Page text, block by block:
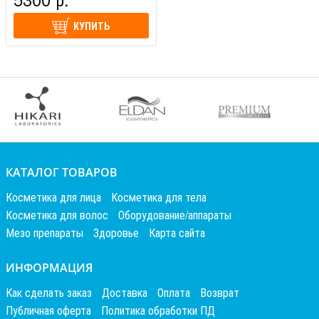
КУПИТЬ
КАТАЛОГ ТОВАРОВ
Косметика для лица
Косметика для тела
Косметика для волос
Оборудование/аппараты
Мезо препараты
Здоровье Карта сайта
ИНФОРМАЦИЯ
Как сделать заказ Доставка Оплата
Возврат
Публичная оферта
Политика обработки ПД